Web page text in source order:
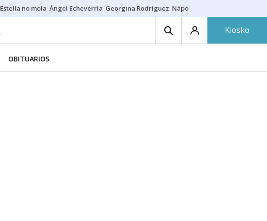
Estella no mola Ángel Echeverría Georgina Rodríguez Nápoles - Osasuna
Kiosko
OBITUARIOS